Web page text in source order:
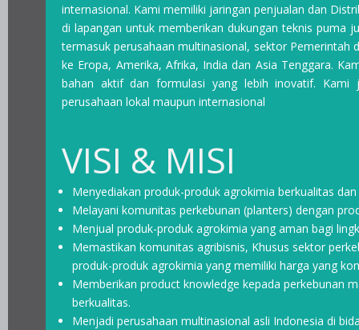
internasional. Kami memiliki jaringan penjualan dan
di lapangan untuk memberikan dukungan teknis puma
termasuk perusahaan multinasional, sektor Pemerintah
ke Eropa, Amerika, Afrika, India dan Asia Tenggara.
bahan aktif dan formulasi yang lebih inovatif. Kami
perusahaan lokal maupun internasional
VISI & MISI
Menyediakan produk-produk agrokimia berkualitas
Melayani komunitas perkebunan (planters) dengan
Menjual produk-produk agrokimia yang aman bagi
Memastikan komunitas agribisnis, Khusus sektor
produk-produk agrokimia yang memiliki harga yang
Memberikan product knowledge kepada perkebunan
berkualitas.
Menjadi perusahaan multinasional asli Indonesia di